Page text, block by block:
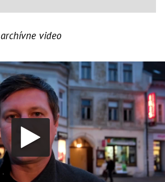
archívne video